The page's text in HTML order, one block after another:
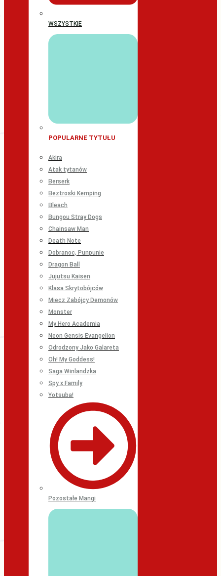
WSZYSTKIE
POPULARNE TYTUŁU
Akira
Atak tytanów
Berserk
Beztroski Kemping
Bleach
Bungou Stray Dogs
Chainsaw Man
Death Note
Dobranoc, Punpunie
Dragon Ball
Jujutsu Kaisen
Klasa Skrytobójców
Miecz Zabójcy Demonów
Monster
My Hero Academia
Neon Gensis Evangelion
Odrodzony Jako Galareta
Oh! My Goddess!
Saga Winlandzka
Spy x Family
Yotsuba!
Pozostałe Mangi